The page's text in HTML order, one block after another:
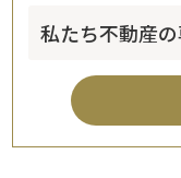
私たち不動産